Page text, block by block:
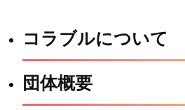
コラブルについて
団体概要